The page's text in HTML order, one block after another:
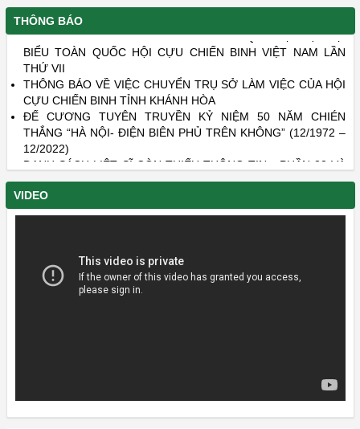
THÔNG BÁO
NIỆM CHƯƠNG CỰU CHIẾN BINH VIỆT NAM.
ĐỀ CƯƠNG THÔNG BÁO NHANH KẾT QUẢ ĐẠI HỘI ĐẠI
BIỂU TOÀN QUỐC HỘI CỰU CHIẾN BINH VIỆT NAM LẦN
THỨ VII
THÔNG BÁO VỀ VIỆC CHUYỂN TRỤ SỞ LÀM VIỆC CỦA HỘI
CỰU CHIẾN BINH TỈNH KHÁNH HÒA
ĐẾ CƯƠNG TUYÊN TRUYỀN KỶ NIỆM 50 NĂM CHIÉN
THẮNG “HÀ NỘI- ĐIỆN BIÊN PHỦ TRÊN KHÔNG” (12/1972 –
12/2022)
DANH SÁCH LIỆT SĨ CÒN THIẾU THÔNG TIN - PHẦN 22 VÀ
PHẦN 23
VIDEO